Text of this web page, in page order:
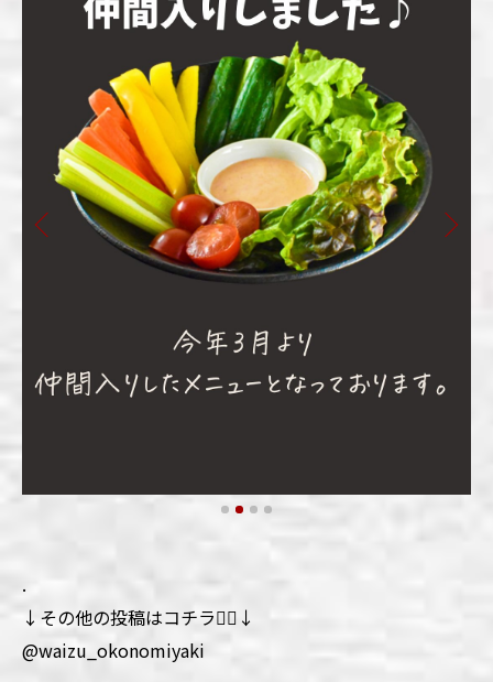
.
↓その他の投稿はコチラ💁‍♀️↓
@waizu_okonomiyaki